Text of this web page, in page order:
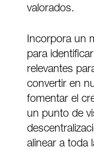
valorados.
Incorpora un
para
relevantes
convertir en
fomentar el
un punto de
alinear a toda